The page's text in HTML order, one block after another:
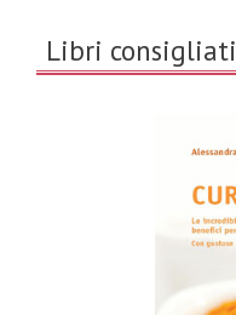
Libri consigliati